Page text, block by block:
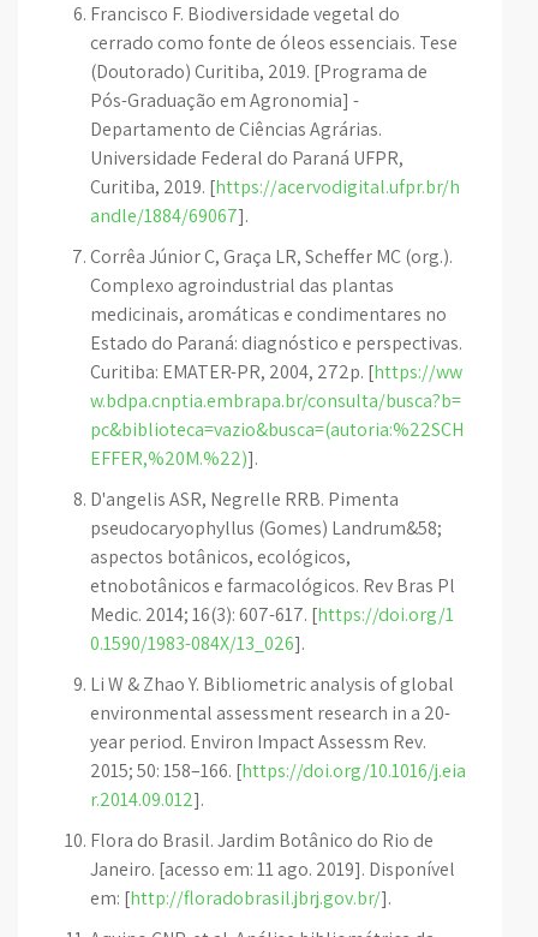
Francisco F. Biodiversidade vegetal do
cerrado como fonte de óleos essenciais. Tese
(Doutorado) Curitiba, 2019. [Programa de
Pós-Graduação em Agronomia] -
Departamento de Ciências Agrárias.
Universidade Federal do Paraná UFPR,
Curitiba, 2019. [https://acervodigital.ufpr.br/h
andle/1884/69067].
Corrêa Júnior C, Graça LR, Scheffer MC (org.).
Complexo agroindustrial das plantas
medicinais, aromáticas e condimentares no
Estado do Paraná: diagnóstico e perspectivas.
Curitiba: EMATER-PR, 2004, 272p. [https://ww
w.bdpa.cnptia.embrapa.br/consulta/busca?b=
pc&biblioteca=vazio&busca=(autoria:%22SCH
EFFER,%20M.%22)].
D'angelis ASR, Negrelle RRB. Pimenta
pseudocaryophyllus (Gomes) Landrum&58;
aspectos botânicos, ecológicos,
etnobotânicos e farmacológicos. Rev Bras Pl
Medic. 2014; 16(3): 607-617. [https://doi.org/1
0.1590/1983-084X/13_026].
Li W & Zhao Y. Bibliometric analysis of global
environmental assessment research in a 20-
year period. Environ Impact Assessm Rev.
2015; 50: 158–166. [https://doi.org/10.1016/j.eia
r.2014.09.012].
Flora do Brasil. Jardim Botânico do Rio de
Janeiro. [acesso em: 11 ago. 2019]. Disponível
em: [http://floradobrasil.jbrj.gov.br/].